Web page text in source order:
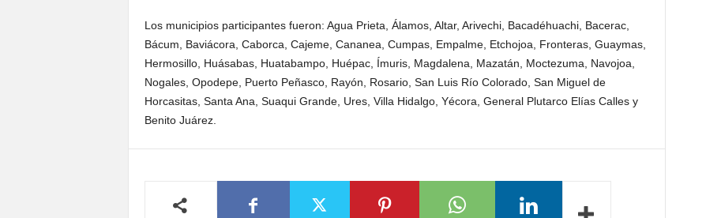
Los municipios participantes fueron: Agua Prieta, Álamos, Altar, Arivechi, Bacadéhuachi, Bacerac,
Bácum, Baviácora, Caborca, Cajeme, Cananea, Cumpas, Empalme, Etchojoa, Fronteras, Guaymas,
Hermosillo, Huásabas, Huatabampo, Huépac, Ímuris, Magdalena, Mazatán, Moctezuma, Navojoa,
Nogales, Opodepe, Puerto Peñasco, Rayón, Rosario, San Luis Río Colorado, San Miguel de
Horcasitas, Santa Ana, Suaqui Grande, Ures, Villa Hidalgo, Yécora, General Plutarco Elías Calles y
Benito Juárez.